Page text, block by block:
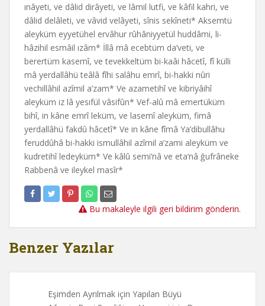
ınâyeti, ve dâlid dirâyeti, ve lâmil lutfi, ve kâfil kahri, ve
dâlid delâleti, ve vâvid velâyeti, sînis sekîneti* Aksemtü
aleyküm eyyetühel ervâhur rûhâniyyetül huddâmi, li-
hâzihil esmâil ızâm* İllâ mâ ecebtüm da’veti, ve
berertüm kasemî, ve tevekkeltüm bi-kaâi hâcetî, fî külli
mâ yerdallâhü teâlâ fîhi salâhu emrî, bi-hakki nûri
vechillâhil azîmil a’zam* Ve azametihî ve kibriyâihî
aleyküm iz lâ yesıfül vâsifûn* Vef-alû mâ emertüküm
bihî, in kâne emrî leküm, ve lasemî aleyküm, fimâ
yerdallâhü fakdû hâcetî* Ve in kâne fîmâ Ya’dibullâhu
feruddûhâ bi-hakki ismullâhil azîmil a’zami aleyküm ve
kudretihî ledeyküm* Ve kâlû semi’nâ ve eta’nâ ğufrâneke
Rabbenâ ve ileykel masîr*
Bu makaleyle ilgili geri bildirim gönderin.
Benzer Yazılar
Eşimden Ayrılmak için Yapılan Büyü